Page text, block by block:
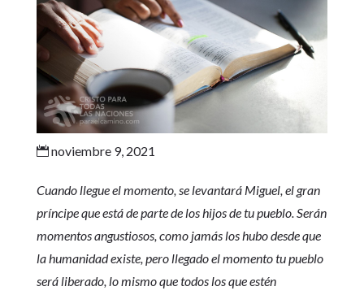
noviembre 9, 2021
Cuando llegue el momento, se levantará Miguel, el gran
príncipe que está de parte de los hijos de tu pueblo. Serán
momentos angustiosos, como jamás los hubo desde que
la humanidad existe, pero llegado el momento tu pueblo
será liberado, lo mismo que todos los que estén